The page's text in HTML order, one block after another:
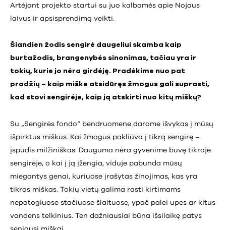
Artėjant projekto startui su juo kalbamės apie Nojaus
laivus ir apsisprendimą veikti.
Šiandien žodis sengirė daugeliui skamba kaip
burtažodis, brangenybės sinonimas, tačiau yra ir
tokių, kurie jo nėra girdėję. Pradėkime nuo pat
pradžių – kaip miške atsidūręs žmogus gali suprasti,
kad stovi sengirėje, kaip ją atskirti nuo kitų miškų?
Su „Sengirės fondo“ bendruomene darome išvykas į mūsų
išpirktus miškus. Kai žmogus pakliūva į tikrą sengirę –
įspūdis milžiniškas. Dauguma nėra gyvenime buvę tikroje
sengirėje, o kai į ją įžengia, viduje pabunda mūsų
miegantys genai, kuriuose įrašytas žinojimas, kas yra
tikras miškas. Tokių vietų galima rasti kirtimams
nepatogiuose stačiuose šlaituose, ypač palei upes ar kitus
vandens telkinius. Ten dažniausiai būna išsilaikę patys